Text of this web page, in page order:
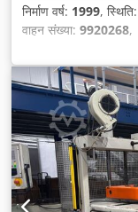
निर्माण वर्ष: 1999,
वाहन संख्या: 9920268,